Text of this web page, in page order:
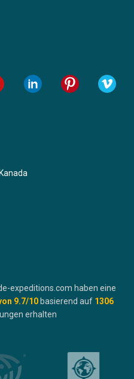
expeditions.com haben eine
9.7/10 basierend auf 1306
erhalten